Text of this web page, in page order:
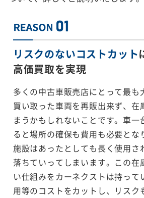
リスクのないコストカット
高価買取を実現
多くの中古車販売店にとって最も
買い取った車両を再販出来ず、在
まうかもしれないことです。車一
ると場所の確保も費用も必要とな
施設はあったとしても長く使用さ
落ちていってしまいます。この在
い仕組みをカーネクストは持って
用等のコストをカットし、リスク